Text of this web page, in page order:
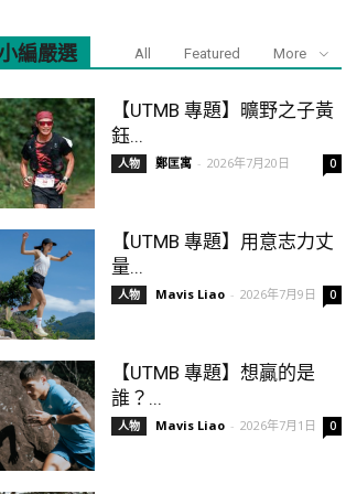
編嚴選 All Featured More
【UTMB 專題】曠野之子黃
鈺...
人物 鄭匡寓 - 2026年7月20日 0
【UTMB 專題】用意志力丈
量...
人物 Mavis Liao - 2026年7月9日 0
【UTMB 專題】想贏的是
誰？...
人物 Mavis Liao - 2026年7月1日 0